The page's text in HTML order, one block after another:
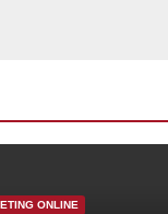
ONLINE